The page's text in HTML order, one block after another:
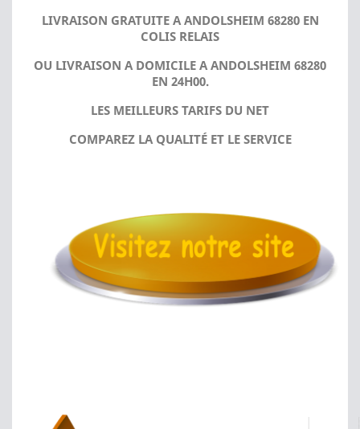
LIVRAISON GRATUITE A ANDOLSHEIM 68280 EN
COLIS RELAIS
OU LIVRAISON A DOMICILE A ANDOLSHEIM 68280
EN 24H00.
LES MEILLEURS TARIFS DU NET
COMPAREZ LA QUALITÉ ET LE SERVICE